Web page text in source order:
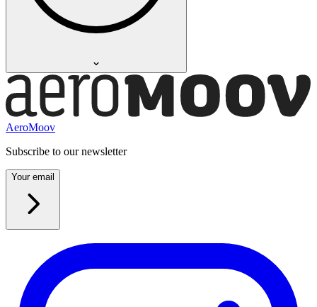
"Houdt het matrasje fris, is een gladde stof en schijnt niet door."
Humaira M. (4/5)
AeroMoov
Subscribe to our newsletter
Your email